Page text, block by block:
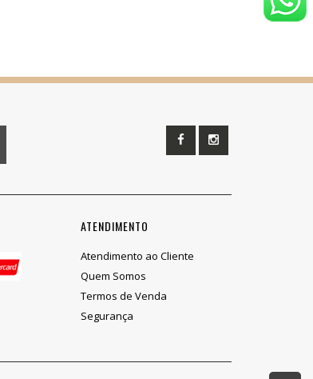
ATENDIMENTO
Atendimento ao Cliente
Quem Somos
Termos de Venda
Segurança